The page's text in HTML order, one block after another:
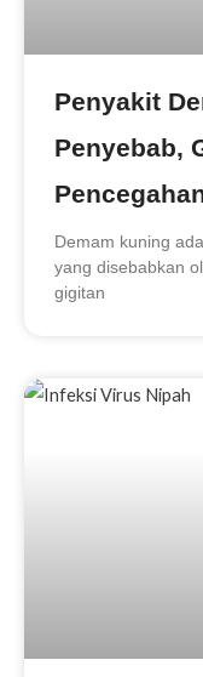
Penyakit
Penyebab,
Demam kuning
yang disebabkan
gigitan